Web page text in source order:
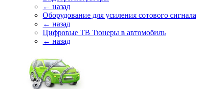
← назад
Оборудование для усиления сотового сигнала
← назад
Цифровые ТВ Тюнеры в автомобиль
← назад